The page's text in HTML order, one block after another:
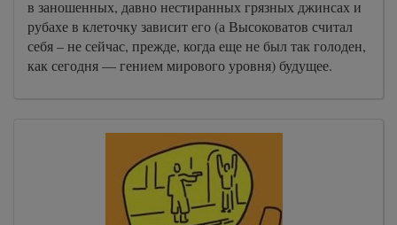
в заношенных, давно нестиранных грязных джинсах и
рубахе в клеточку зависит его (а Высоковатов считал
себя – не сейчас, прежде, когда еще не был так голоден,
как сегодня — гением мирового уровня) будущее.